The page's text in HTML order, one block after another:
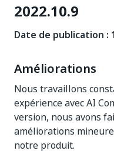
2022.10.9
Date de publication :
Améliorations
Nous travaillons
expérience avec AI
version, nous avons
améliorations
notre produit.